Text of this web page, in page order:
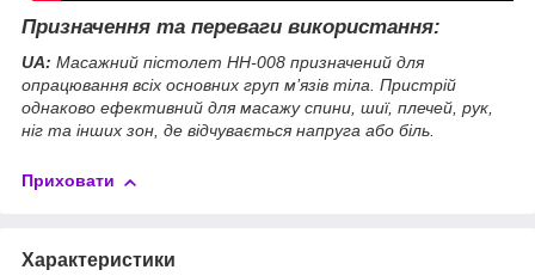
Призначення та переваги використання:
UA: Масажний пістолет HH-008 призначений для
опрацювання всіх основних груп м’язів тіла. Пристрій
однаково ефективний для масажу спини, шиї, плечей, рук,
ніг та інших зон, де відчувається напруга або біль.
Приховати
Характеристики